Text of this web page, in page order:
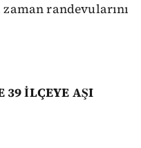
randevularını
39 İLÇEYE AŞI